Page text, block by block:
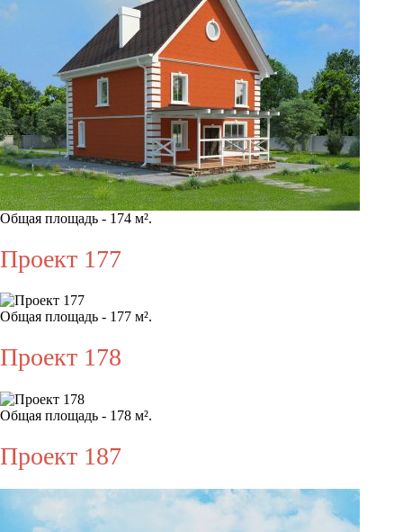
Общая площадь - 174 м².
Проект 177
Общая площадь - 177 м².
Проект 178
Общая площадь - 178 м².
Проект 187